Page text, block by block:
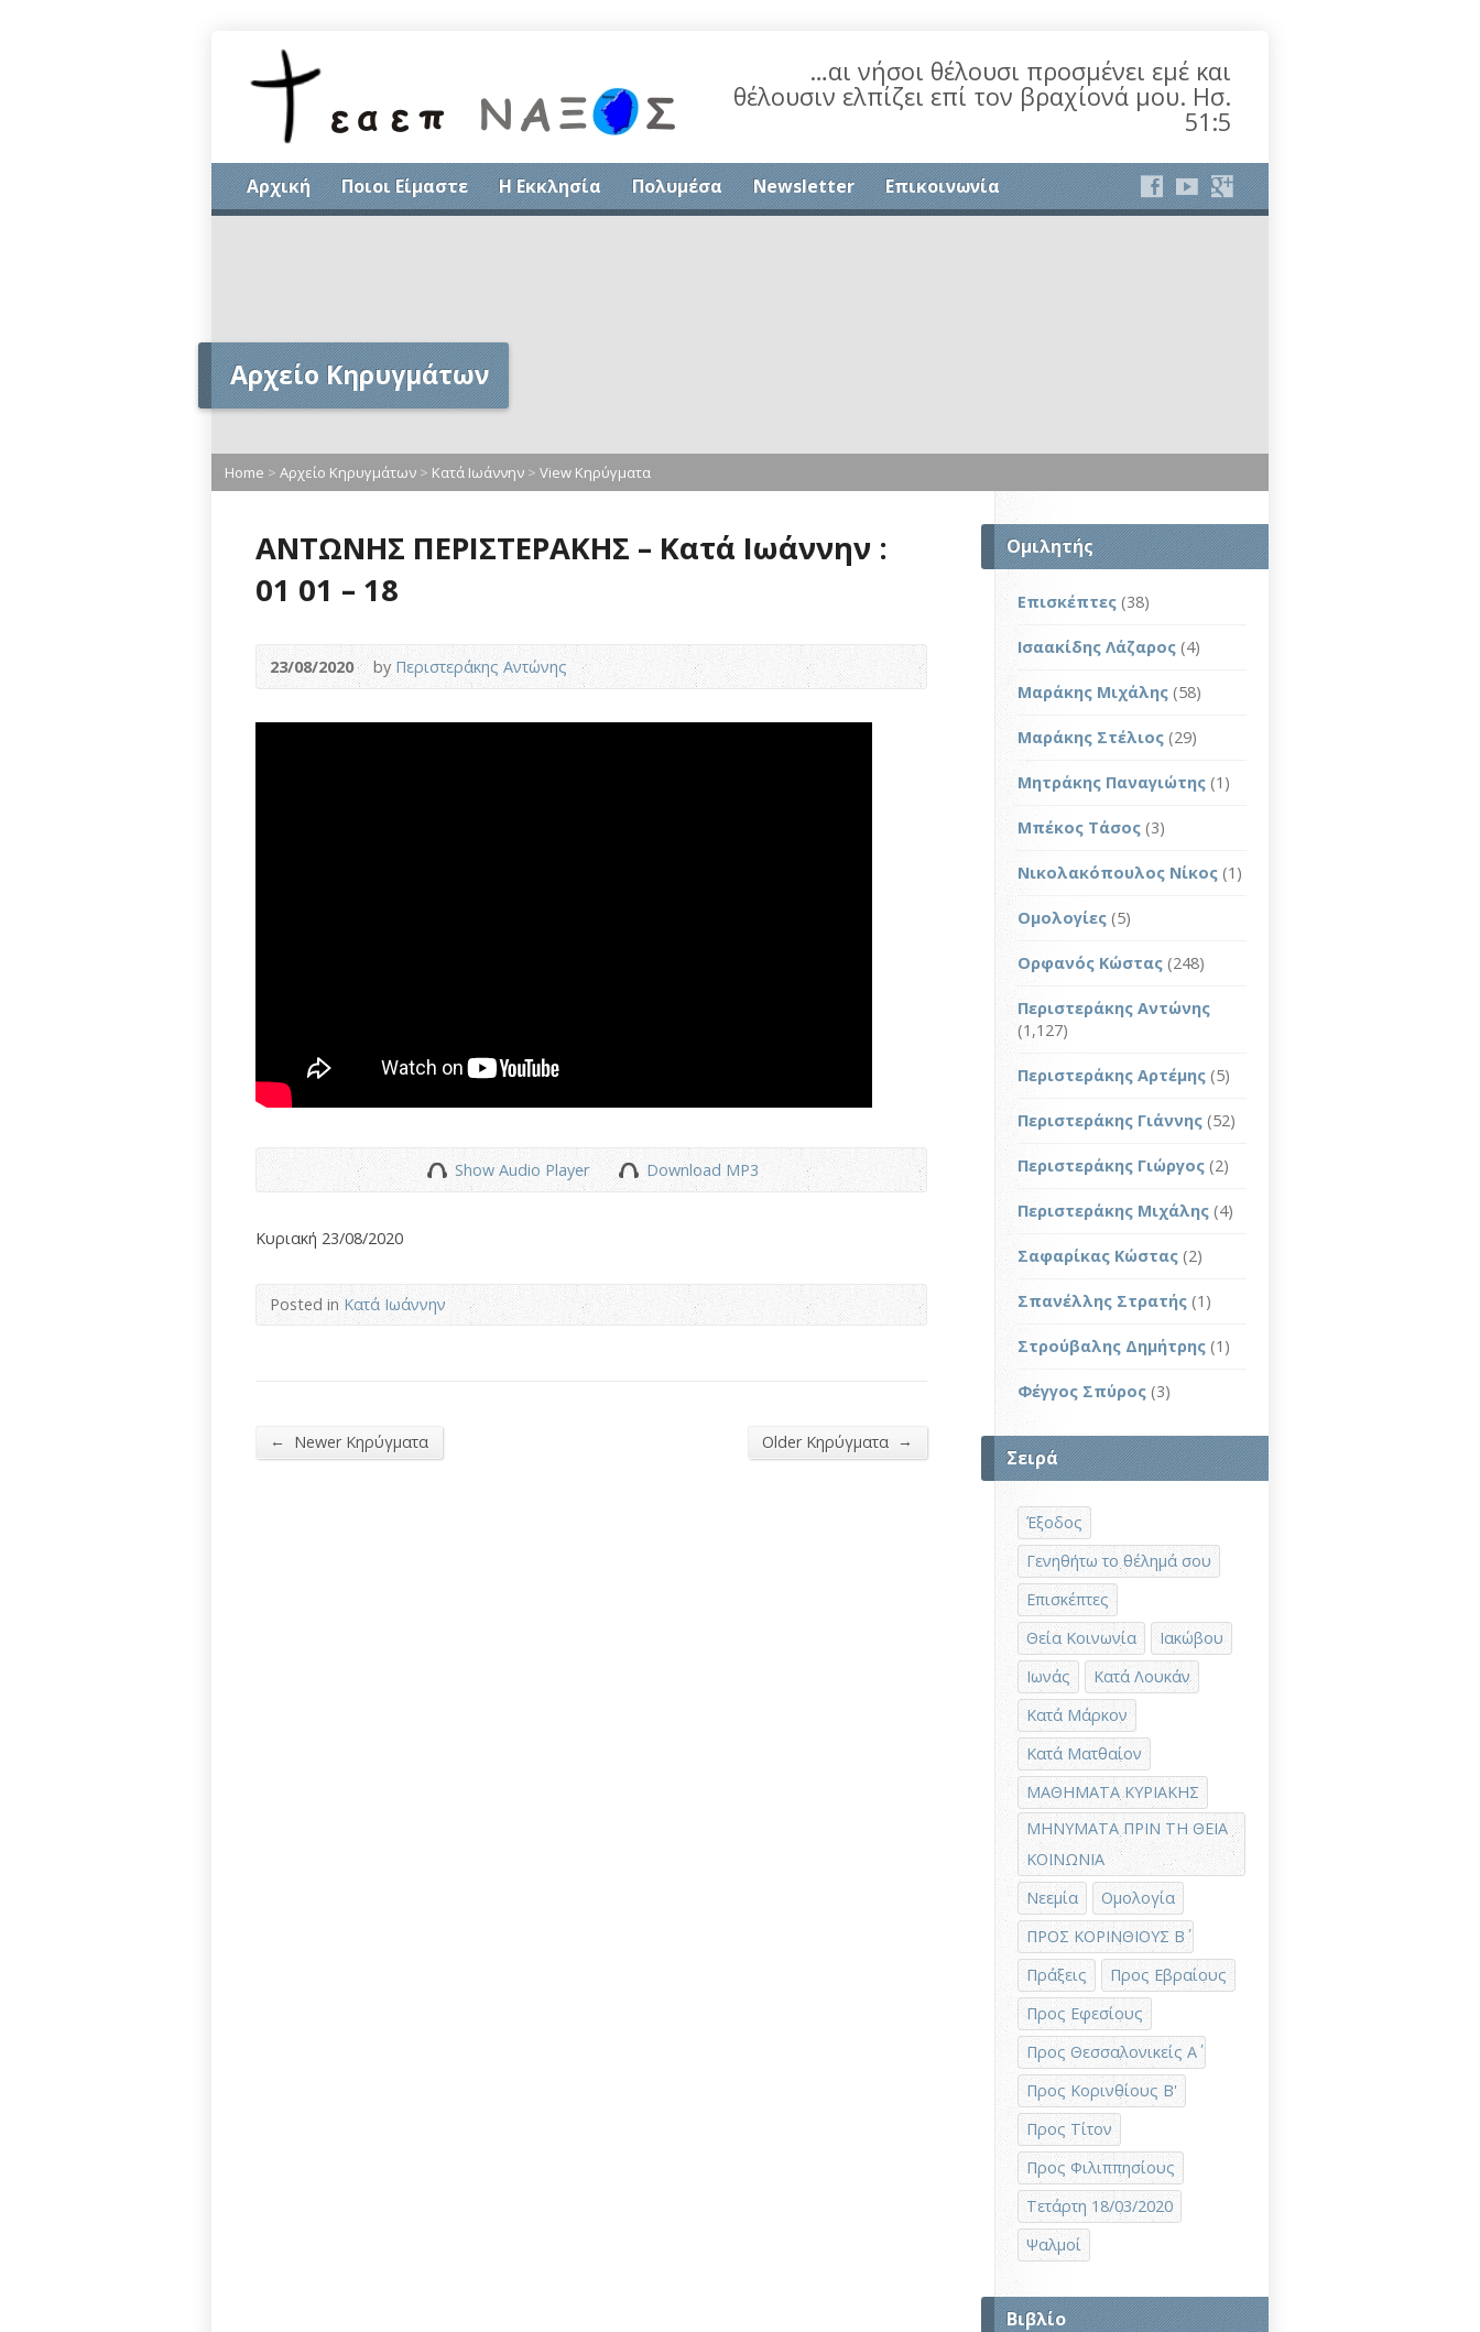
…αι νήσοι θέλουσι προσμένει εμέ και
θέλουσιν ελπίζει επί τον βραχίονά μου. Ησ.
51:5
Αρχική Ποιοι Είμαστε Η Εκκλησία Πολυμέσα Newsletter Επικοινωνία
Αρχείο Κηρυγμάτων
Home > Αρχείο Κηρυγμάτων > Κατά Ιωάννην > View Κηρύγματα
ΑΝΤΩΝΗΣ ΠΕΡΙΣΤΕΡΑΚΗΣ – Κατά Ιωάννην :
01 01 – 18
23/08/2020 byΠεριστεράκης Αντώνης
Show Audio Player Download MP3
Κυριακή 23/08/2020
Posted inΚατά Ιωάννην
← Newer Κηρύγματα Older Κηρύγματα →
Ομιλητής
Επισκέπτες (38)
Ισαακίδης Λάζαρος (4)
Μαράκης Μιχάλης (58)
Μαράκης Στέλιος (29)
Μητράκης Παναγιώτης (1)
Μπέκος Τάσος (3)
Νικολακόπουλος Νίκος (1)
Ομολογίες (5)
Ορφανός Κώστας (248)
Περιστεράκης Αντώνης
(1,127)
Περιστεράκης Αρτέμης (5)
Περιστεράκης Γιάννης (52)
Περιστεράκης Γιώργος (2)
Περιστεράκης Μιχάλης (4)
Σαφαρίκας Κώστας (2)
Σπανέλλης Στρατής (1)
Στρούβαλης Δημήτρης (1)
Φέγγος Σπύρος (3)
Σειρά
Έξοδος
Γενηθήτω το θέλημά σου
Επισκέπτες
Θεία Κοινωνία
Ιακώβου
Ιωνάς
Κατά Λουκάν
Κατά Μάρκον
Κατά Ματθαίον
ΜΑΘΗΜΑΤΑ ΚΥΡΙΑΚΗΣ
ΜΗΝΥΜΑΤΑ ΠΡΙΝ ΤΗ ΘΕΙΑ
ΚΟΙΝΩΝΙΑ
Νεεμία
Ομολογία
ΠΡΟΣ ΚΟΡΙΝΘΙΟΥΣ Β΄
Πράξεις
Προς Εβραίους
Προς Εφεσίους
Προς Θεσσαλονικείς Α΄
Προς Κορινθίους Β'
Προς Τίτον
Προς Φιλιππησίους
Τετάρτη 18/03/2020
Ψαλμοί
Βιβλίο